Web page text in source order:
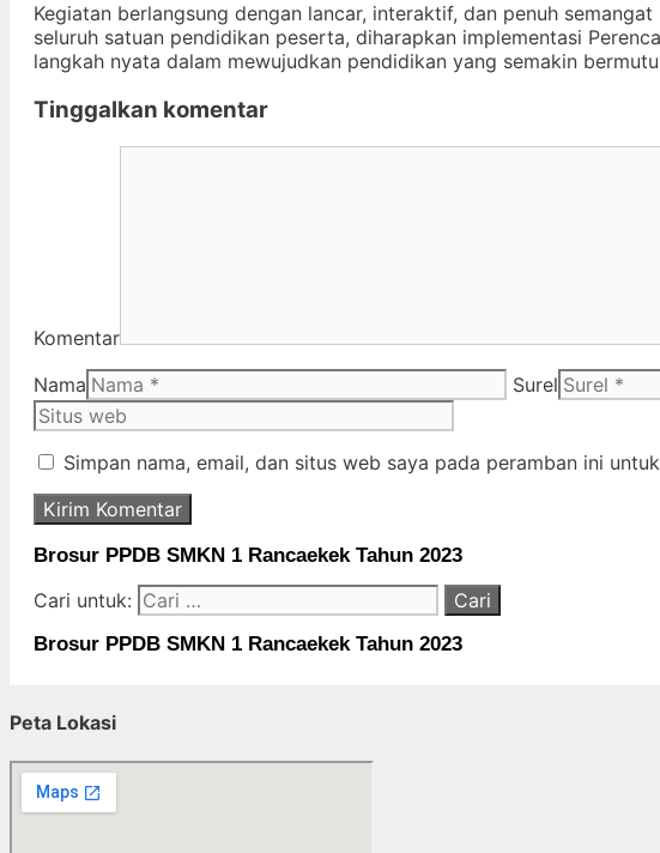
Kegiatan berlangsung dengan lancar, interaktif, dan penuh
seluruh satuan pendidikan peserta, diharapkan implementasi
langkah nyata dalam mewujudkan pendidikan yang semakin
Tinggalkan komentar
Komentar
Nama
Surel
Simpan nama, email, dan situs web saya pada peramban ini
Brosur PPDB SMKN 1 Rancaekek Tahun 2023
Cari untuk:
Brosur PPDB SMKN 1 Rancaekek Tahun 2023
Peta Lokasi